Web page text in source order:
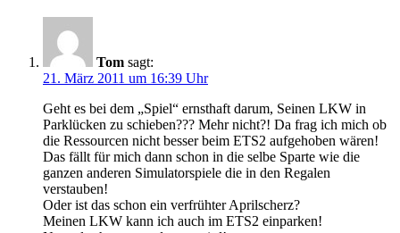
Tom sagt:
21. März 2011 um 16:39 Uhr
Geht es bei dem „Spiel“ ernsthaft darum, Seinen LKW in
Parklücken zu schieben??? Mehr nicht?! Da frag ich mich ob
die Ressourcen nicht besser beim ETS2 aufgehoben wären!
Das fällt für mich dann schon in die selbe Sparte wie die
ganzen anderen Simulatorspiele die in den Regalen
verstauben!
Oder ist das schon ein verfrühter Aprilscherz?
Meinen LKW kann ich auch im ETS2 einparken!